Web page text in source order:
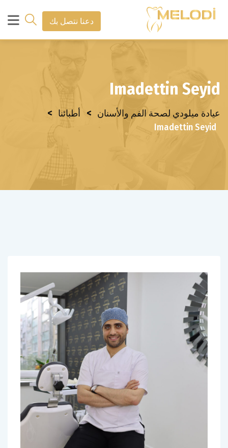
دعنا نتصل بك
Imadettin Seyid
عيادة ميلودي لصحة الفم والأسنان > أطبائنا >
Imadettin Seyid